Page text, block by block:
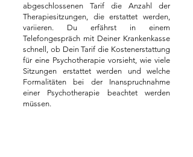
abgeschlossenen Tarif die Anzahl der
Therapiesitzungen, die erstattet werden,
variieren. Du erfährst in einem
Telefongespräch mit Deiner Krankenkasse
schnell, ob Dein Tarif die Kostenerstattung
für eine Psychotherapie vorsieht, wie viele
Sitzungen erstattet werden und welche
Formalitäten bei der Inanspruchnahme
einer Psychotherapie beachtet werden
müssen.